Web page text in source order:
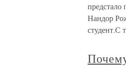
Нандор
студент.С